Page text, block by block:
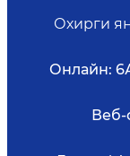
Охирги
Онлайн: 6
Веб-